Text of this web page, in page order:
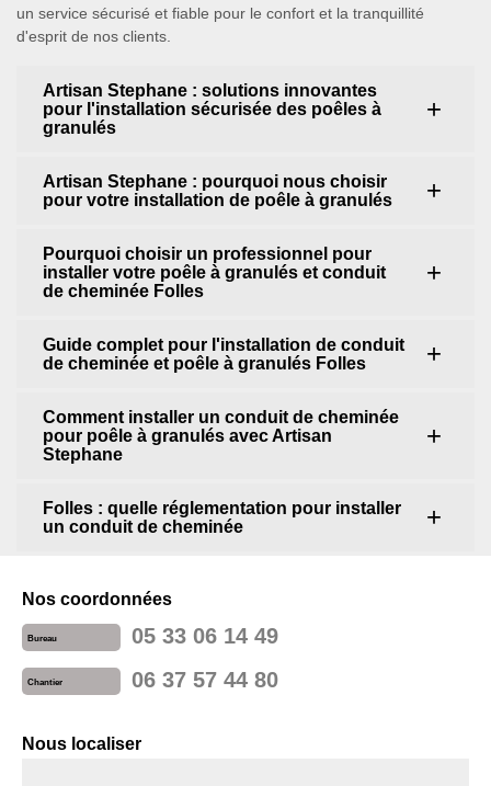
un service sécurisé et fiable pour le confort et la tranquillité
d'esprit de nos clients.
Artisan Stephane : solutions innovantes
pour l'installation sécurisée des poêles à
granulés
Artisan Stephane : pourquoi nous choisir
pour votre installation de poêle à granulés
Pourquoi choisir un professionnel pour
installer votre poêle à granulés et conduit
de cheminée Folles
Guide complet pour l'installation de conduit
de cheminée et poêle à granulés Folles
Comment installer un conduit de cheminée
pour poêle à granulés avec Artisan
Stephane
Folles : quelle réglementation pour installer
un conduit de cheminée
Nos coordonnées
Bureau 05 33 06 14 49
Chantier 06 37 57 44 80
Nous localiser